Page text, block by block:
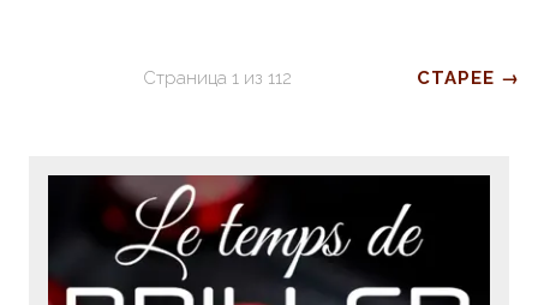
Страница 1 из 112 СТАРЕЕ →